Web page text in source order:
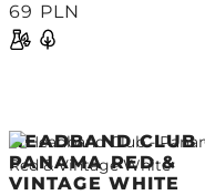
69 PLN
HEADBAND CLUB
PANAMA RED &
VINTAGE WHITE